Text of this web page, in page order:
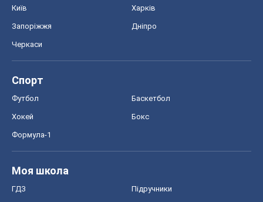
Київ Харків
Запоріжжя Дніпро
Черкаси
Спорт
Футбол Баскетбол
Хокей Бокс
Формула-1
Моя школа
ГДЗ Підручники